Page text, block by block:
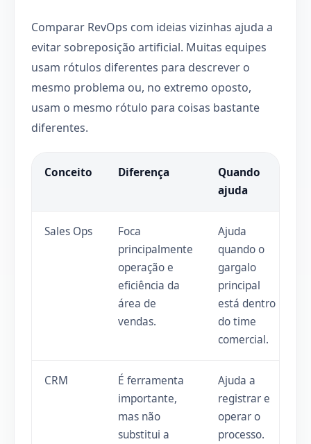
Comparar RevOps com ideias vizinhas ajuda a
evitar sobreposição artificial. Muitas equipes
usam rótulos diferentes para descrever o
mesmo problema ou, no extremo oposto,
usam o mesmo rótulo para coisas bastante
diferentes.
Conceito Diferença
Quando
ajuda
Sales Ops
Foca
principalmente
operação e
eficiência da
área de
vendas.
Ajuda
quando o
gargalo
principal
está dentro
do time
comercial.
CRM
É ferramenta
importante,
mas não
substitui a
Ajuda a
registrar e
operar o
processo.